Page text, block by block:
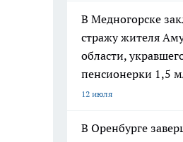
В Медногорске
стражу жителя
области,
пенсионерки 1,5
12 июля
В Оренбурге